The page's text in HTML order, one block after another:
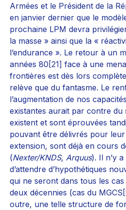
Armées et le Président de la
en janvier dernier que le
prochaine LPM devra
la masse » ainsi que la «
l’endurance ». Le retour à un
années 80 [21] face à une
frontières est dès lors
relève que du fantasme. Le
l’augmentation de nos
existantes aurait par contre du
existent et sont éprouvées
pouvant être délivrés pour
extension, sont déjà en cours
(Nexter/KNDS, Arquus). Il n’y
d’attendre d’hypothétiques
qui ne seront dans tous les cas
deux décennies (cas du MGCS
outre, une telle structure de